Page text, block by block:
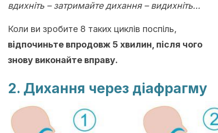
вдихніть – затримайте дихання – видихніть…
Коли ви зробите 8 таких циклів поспіль,
відпочиньте впродовж 5 хвилин, після чого
знову виконайте вправу.
2. Дихання через діафрагму